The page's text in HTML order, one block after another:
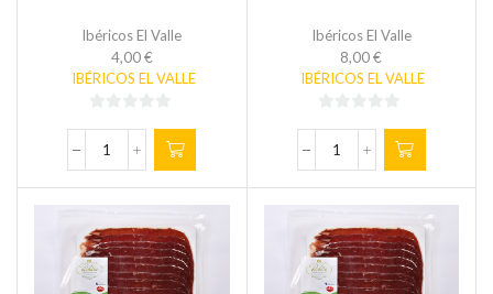
Ibéricos El Valle
4,00€
IBÉRICOS EL VALLE
de
5
LONCHEADO
VALLE
100
gr
Ibéricos El Valle
8,00€
IBÉRICOS EL VALLE
de
5
LONCHEADO
VALLE
200
gr